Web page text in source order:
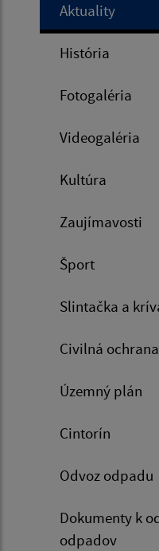
Aktuality
História
Fotogaléria
Videogaléria
Kultúra
Zaujímavosti
Šport
Slintačka a
Civilná ochrana
Územný plán
Cintorín
Odvoz odpadu
Dokumenty k
odpadov